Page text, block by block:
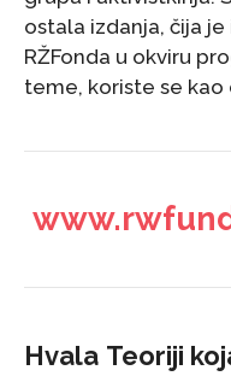
ostala izdanja, čija
RŽFonda u okviru
teme, koriste se
Hvala Teoriji